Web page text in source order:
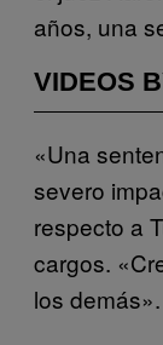
años, una
VIDEOS
«Una
severo
respecto a
cargos.
los demás».